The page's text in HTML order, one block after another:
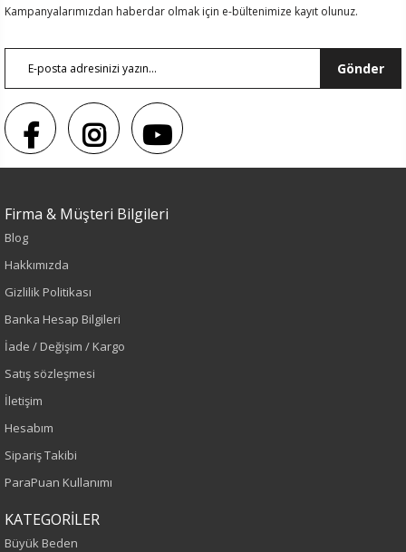
Renk
Sezon
Yaş Grubu
Kalıp
Büyük Beden
Kampanyalarımızdan haberdar olmak için e-bültenimize kayıt olunuz.
Gönder
Firma & Müşteri Bilgileri
Blog
Hakkımızda
Gizlilik Politikası
Banka Hesap Bilgileri
İade / Değişim / Kargo
Satış sözleşmesi
İletişim
Hesabım
Sipariş Takibi
ParaPuan Kullanımı
KATEGORİLER
Büyük Beden